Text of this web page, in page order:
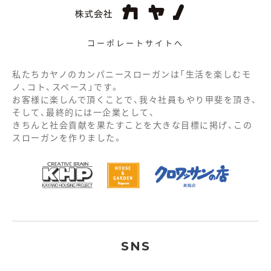
コーポレートサイトへ
私たちカヤノのカンパニースローガンは「生活を楽しむモ
ノ、コト、スペース」です。
お客様に楽しんで頂くことで、我々社員もやり甲斐を頂き、
そして、最終的には一企業として、
きちんと社会貢献を果たすことを大きな目標に掲げ、この
スローガンを作りました。
SNS